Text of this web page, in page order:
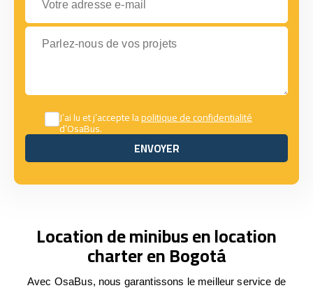
Parlez-nous de vos projets
J’ai lu et j’accepte lapolitique de confidentialité
d’OsaBus.
ENVOYER
ENVOYER
Location de minibus en location
charter en Bogotá
Avec OsaBus, nous garantissons le meilleur service de